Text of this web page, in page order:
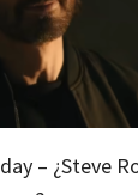
– ¿Steve